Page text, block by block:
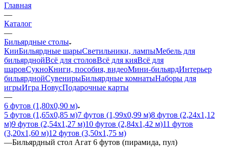
Главная
—
Каталог
—
Бильярдные столы
КииБильярдные шарыСветильники, лампыМебель для
бильярднойВсё для столовВсё для кияВсё для
шаровСукноКниги, пособия, видеоМини-бильярдИнтерьер
бильярднойСувенирыБильярдные комнатыНаборы для
игрыИгра НовусПодарочные карты
—
6 футов (1,80х0,90 м)
5 футов (1,65х0,85 м)7 футов (1,99х0,99 м)8 футов (2,24х1,12
м)9 футов (2,54х1,27 м)10 футов (2,84х1,42 м)11 футов
(3,20х1,60 м)12 футов (3,50х1,75 м)
—Бильярдный стол Агат 6 футов (пирамида, пул)